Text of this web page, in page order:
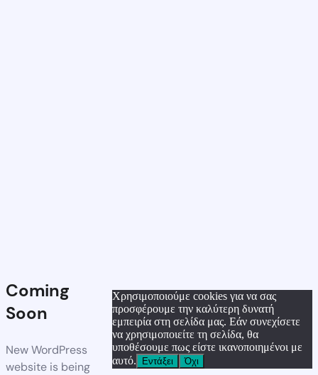
Coming
Soon
New WordPress
website is being
Χρησιμοποιούμε cookies για να σας
προσφέρουμε την καλύτερη δυνατή
εμπειρία στη σελίδα μας. Εάν συνεχίσετε
να χρησιμοποιείτε τη σελίδα, θα
υποθέσουμε πως είστε ικανοποιημένοι με
αυτό.
Εντάξει Όχι